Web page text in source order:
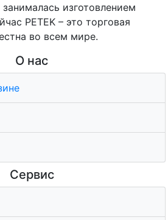
изготовлением
PETEK – это торговая
во всем мире.
О нас
Сервис